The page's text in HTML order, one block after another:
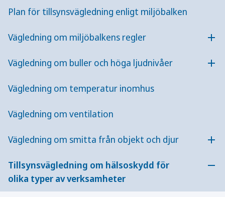
Plan för tillsynsvägledning enligt miljöbalken
Vägledning om miljöbalkens regler
Vägledning om buller och höga ljudnivåer
Vägledning om temperatur inomhus
Vägledning om ventilation
Vägledning om smitta från objekt och djur
Tillsynsvägledning om hälsoskydd för
olika typer av verksamheter
(1998:899) om miljöfarlig verksamhet och
hälsoskydd. Bassängbad är enligt 38 § i samma
förordning anmälningspliktiga till miljö- och
hälsoskyddsnämnden i den kommun där
verksamheten ska drivas eller arrangeras.
Vägledning om bassängbad
Publicerad:
5 februari 2021
Uppdaterad:
Vägledningen om bassängbad är ett hjälpmedel
miljöbalken. Den kan också användas av
verksamhetsutövare och andra intresserade.